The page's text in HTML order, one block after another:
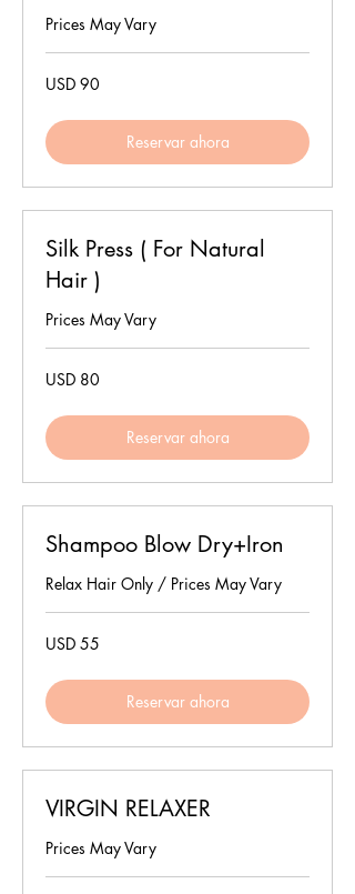
Prices May Vary
90
dólares
USD 90
Reservar ahora
Silk Press ( For Natural
Hair )
Prices May Vary
80
dólares
USD 80
Reservar ahora
Shampoo Blow Dry+Iron
Relax Hair Only / Prices May Vary
55
dólares
USD 55
Reservar ahora
VIRGIN RELAXER
Prices May Vary